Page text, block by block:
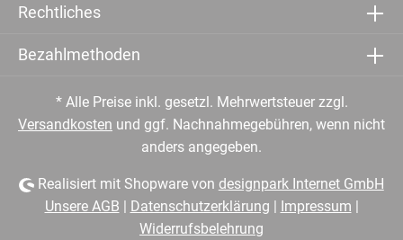
Rechtliches
Bezahlmethoden
* Alle Preise inkl. gesetzl. Mehrwertsteuer zzgl.
Versandkosten und ggf. Nachnahmegebühren, wenn nicht
anders angegeben.
Realisiert mit Shopware von designpark Internet GmbH
Unsere AGB | Datenschutzerklärung | Impressum |
Widerrufsbelehrung